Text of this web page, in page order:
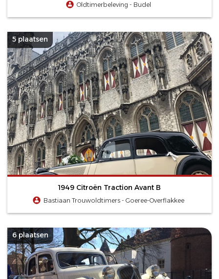
Oldtimerbeleving - Budel
5 plaatsen
1949 Citroën Traction Avant B
Bastiaan Trouwoldtimers - Goeree-Overflakkee
6 plaatsen